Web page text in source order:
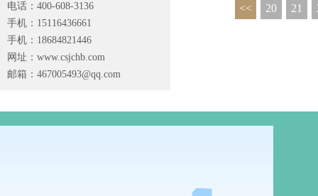
电话：400-608-3136
手机：15116436661
手机：18684821446
网址：www.csjchb.com
邮箱： 467005493@qq.com
<< 20 21